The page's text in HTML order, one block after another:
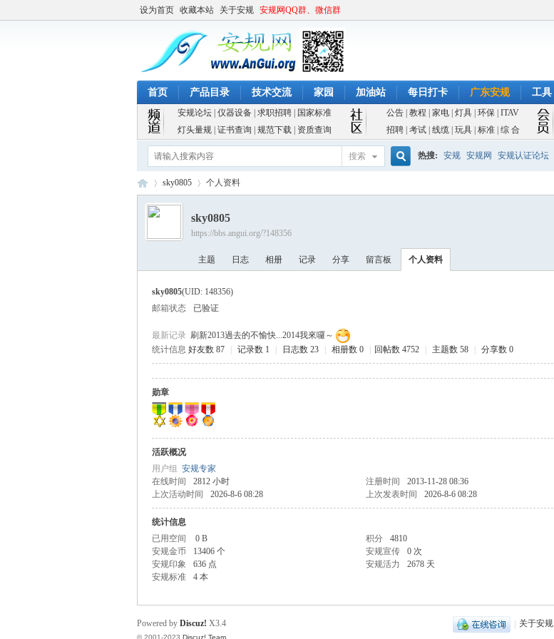
设为首页 收藏本站 关于安规 安规网QQ群、微信群
首页 产品目录 技术交流 家园 加油站 每日打卡 广东安规 工具
安规论坛 仪器设备 求职招聘 国家标准 公告 教程 家电 灯具 环保 ITAV
灯头量规 证书查询 规范下载 资质查询 招聘| 考试| 线缆| 玩具| 标准| 综 合
搜索 热搜: 安规 安规网 安规认证论坛
›
sky0805 个人资料
sky0805
https://bbs.angui.org/?148356
主题 日志 相册 记录 分享 留言板 个人资料
sky0805(UID: 148356)
邮箱状态
已验证
最新记录 刷新2013過去的不愉快...2014我來囉～
统计信息 好友数 87 记录数 1 日志数 23 相册数 0 回帖数 4752 主题数 58 分享数 0
勋章
活跃概况
用户组 安规专家
在线时间
2812 小时 注册时间 2013-11-28 08:36
上次活动时间
2026-8-6 08:28 上次发表时间 2026-8-6 08:28
统计信息
已用空间
0 B 积分 4810
安规金币
13406 个 安规宣传 0 次
安规印象
636 点 安规活力 2678 天
安规标准
4 本
| 关于安规
Powered by Discuz! X3.4
© 2001-2023 Discuz! Team